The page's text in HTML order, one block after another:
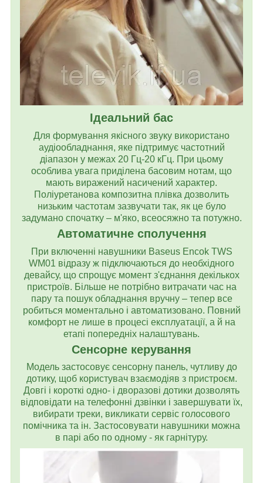
Ідеальний бас
Для формування якісного звуку використано
аудіообладнання, яке підтримує частотний
діапазон у межах 20 Гц-20 кГц. При цьому
особлива увага приділена басовим нотам, що
мають виражений насичений характер.
Поліуретанова композитна плівка дозволить
низьким частотам зазвучати так, як це було
задумано спочатку – м'яко, всеосяжно та потужно.
Автоматичне сполучення
При включенні навушники Baseus Encok TWS
WM01 відразу ж підключаються до необхідного
девайсу, що спрощує момент з'єднання декількох
пристроїв. Більше не потрібно витрачати час на
пару та пошук обладнання вручну – тепер все
робиться моментально і автоматизовано. Повний
комфорт не лише в процесі експлуатації, а й на
етапі попередніх налаштувань.
Сенсорне керування
Модель застосовує сенсорну панель, чутливу до
дотику, щоб користувач взаємодіяв з пристроєм.
Довгі і короткі одно- і дворазові дотики дозволять
відповідати на телефонні дзвінки і завершувати їх,
вибирати треки, викликати сервіс голосового
помічника та ін. Застосовувати навушники можна
в парі або по одному - як гарнітуру.